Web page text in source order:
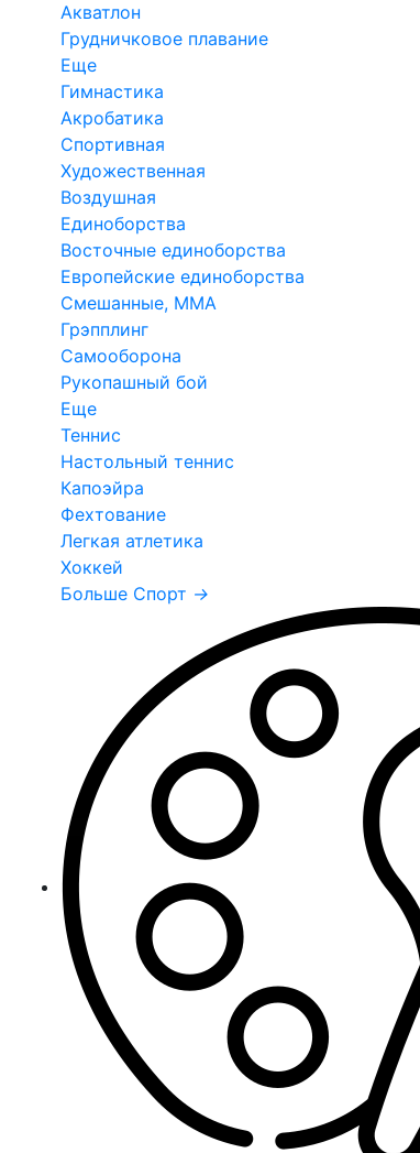
Акватлон
Грудничковое плавание
Еще
Гимнастика
Акробатика
Спортивная
Художественная
Воздушная
Единоборства
Восточные единоборства
Европейские единоборства
Смешанные, ММА
Грэпплинг
Самооборона
Рукопашный бой
Еще
Теннис
Настольный теннис
Капоэйра
Фехтование
Легкая атлетика
Хоккей
Больше Спорт →